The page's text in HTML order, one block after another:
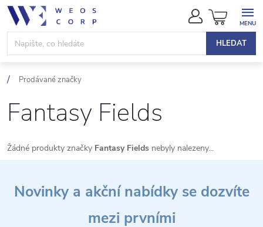
Přejít
obsah
HLEDAT
NÁKUPNÍ
KOŠÍK
Prodávané značky
Fantasy Fields
Žádné produkty značky Fantasy Fields nebyly nalezeny...
Novinky a akční nabídky se dozvíte
mezi prvními